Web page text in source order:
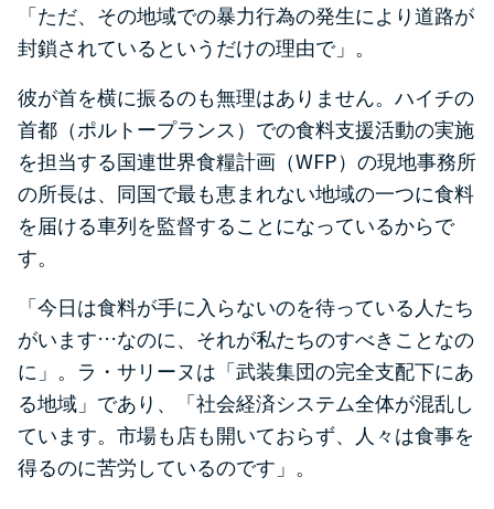
「ただ、その地域での暴力行為の発生により道路が
封鎖されているというだけの理由で」。
彼が首を横に振るのも無理はありません。ハイチの
首都（ポルトープランス）での食料支援活動の実施
を担当する国連世界食糧計画（WFP ）の現地事務所
の所長は、同国で最も恵まれない地域の一つに食料
を届ける車列を監督することになっているからで
す。
「今日は食料が手に入らないのを待っている人たち
がいます…なのに、それが私たちのすべきことなの
に」。ラ・サリーヌは「武装集団の完全支配下にあ
る地域」であり、「社会経済システム全体が混乱し
ています。市場も店も開いておらず、人々は食事を
得るのに苦労しているのです」。